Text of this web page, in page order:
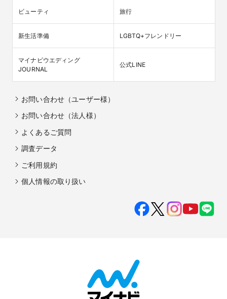
ビューティ 旅行
新生活準備 LGBTQ+フレンドリー
マイナビウエディング
JOURNAL
公式LINE
お問い合わせ（ユーザー様）
お問い合わせ（法人様）
よくあるご質問
調査データ
ご利用規約
個人情報の取り扱い